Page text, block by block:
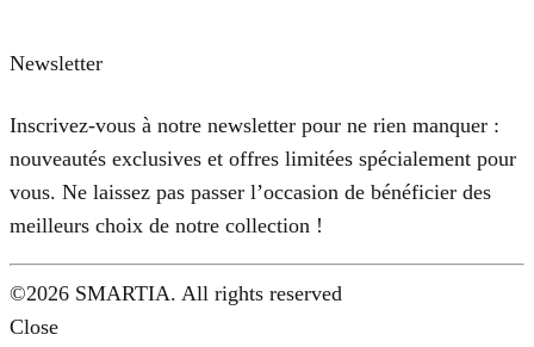
Newsletter
Inscrivez-vous à notre newsletter pour ne rien manquer :
nouveautés exclusives et offres limitées spécialement pour
vous. Ne laissez pas passer l’occasion de bénéficier des
meilleurs choix de notre collection !
©2026 SMARTIA. All rights reserved
Close